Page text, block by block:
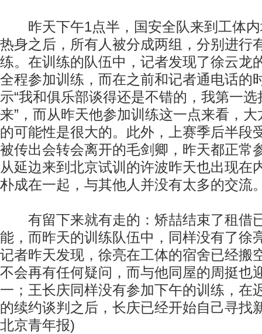
昨天下午1点半，国安全队来到工体内
热身之后，所有人被分成两组，分别进行
练。在训练的队伍中，记者发现了徐云龙
全程参加训练，而在之前和记者通电话的
示“我和俱乐部谈得还是不错的，我第一
来”，而从昨天他参加训练这一点来看，
的可能性是很大的。此外，上赛季后半段
被传出会转会离开的毛剑卿，昨天都正常
从延边来到北京试训的许波昨天也出现在
朴成在一起，与其他人并没有太多的交流
有留下来就有走的：矫喆结束了租借
能，而昨天的训练队伍中，同样没有了徐
记者昨天发现，徐亮在工体的宿舍已经搬
不会再有任何疑问，而与他同屋的周挺也
一；王长庆同样没有参加下午的训练，在
的续约谈判之后，长庆已经开始自己寻找
北京青年报)